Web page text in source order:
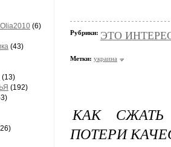
(6)
(43)
(13)
(192)
Рубрики: ЭТО
Метки: украина
КАК СЖАТЬ
ПОТЕРИ